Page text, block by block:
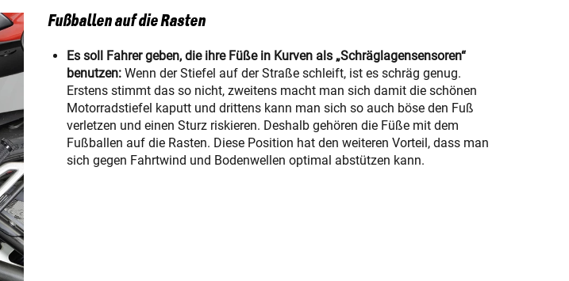
Fußballen auf die Rasten
Es soll Fahrer geben, die ihre Füße in Kurven als „Schräglagensensoren“
benutzen: Wenn der Stiefel auf der Straße schleift, ist es schräg genug.
Erstens stimmt das so nicht, zweitens macht man sich damit die schönen
Motorradstiefel kaputt und drittens kann man sich so auch böse den Fuß
verletzen und einen Sturz riskieren. Deshalb gehören die Füße mit dem
Fußballen auf die Rasten. Diese Position hat den weiteren Vorteil, dass man
sich gegen Fahrtwind und Bodenwellen optimal abstützen kann.